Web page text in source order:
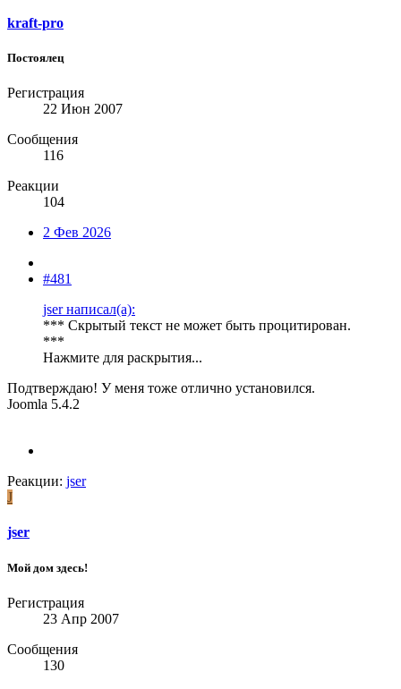
kraft-pro
Постоялец
Регистрация
22 Июн 2007
Сообщения
116
Реакции
104
2 Фев 2026
#481
jser написал(а):
*** Скрытый текст не может быть процитирован.
***
Нажмите для раскрытия...
Подтверждаю! У меня тоже отлично установился.
Joomla 5.4.2
Реакции: jser
J
jser
Мой дом здесь!
Регистрация
23 Апр 2007
Сообщения
130